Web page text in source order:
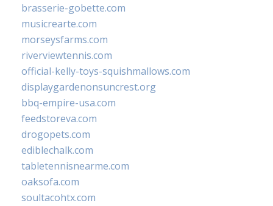
brasserie-gobette.com
musicrearte.com
morseysfarms.com
riverviewtennis.com
official-kelly-toys-squishmallows.com
displaygardenonsuncrest.org
bbq-empire-usa.com
feedstoreva.com
drogopets.com
ediblechalk.com
tabletennisnearme.com
oaksofa.com
soultacohtx.com